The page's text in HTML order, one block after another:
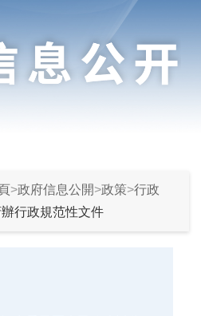
>政府信息公開>政策>行政
行政規范性文件